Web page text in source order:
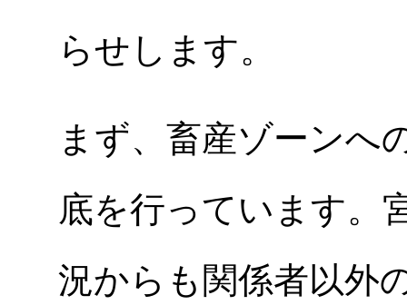
らせします。
まず、畜産ゾーンへ
底を行っています。
況からも関係者以外